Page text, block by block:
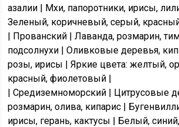
азалии | Мхи, папоротники, ирисы,
Зеленый, коричневый, серый,
| Прованский | Лаванда, розмарин,
подсолнухи | Оливковые деревья,
розы, ирисы | Яркие цвета: желтый,
красный, фиолетовый |
| Средиземноморский | Цитрусовые
розмарин, олива, кипарис |
ирисы, герань, кактусы | Белый,